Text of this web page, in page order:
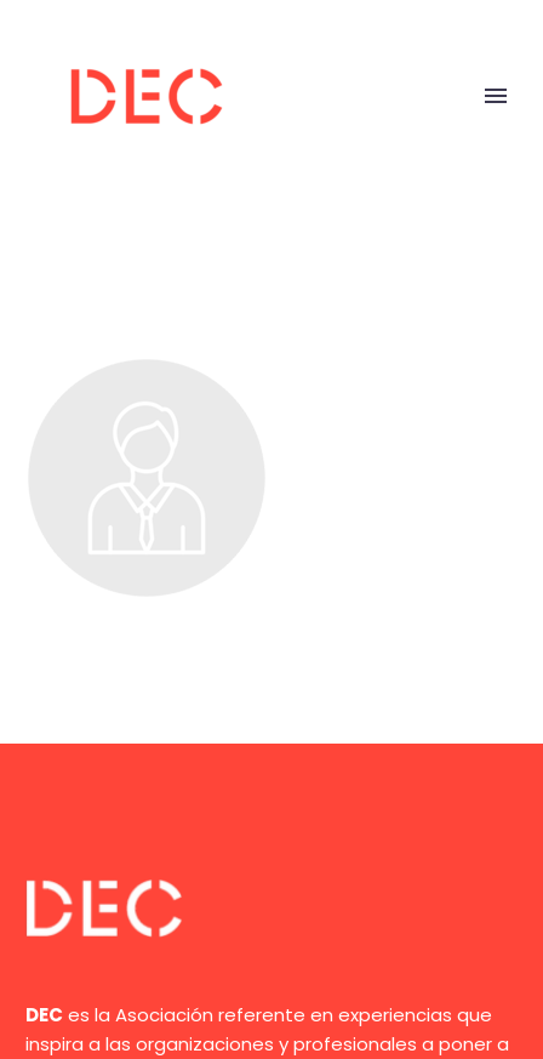
DEC es la Asociación referente en experiencias que
inspira a las organizaciones y profesionales a poner a